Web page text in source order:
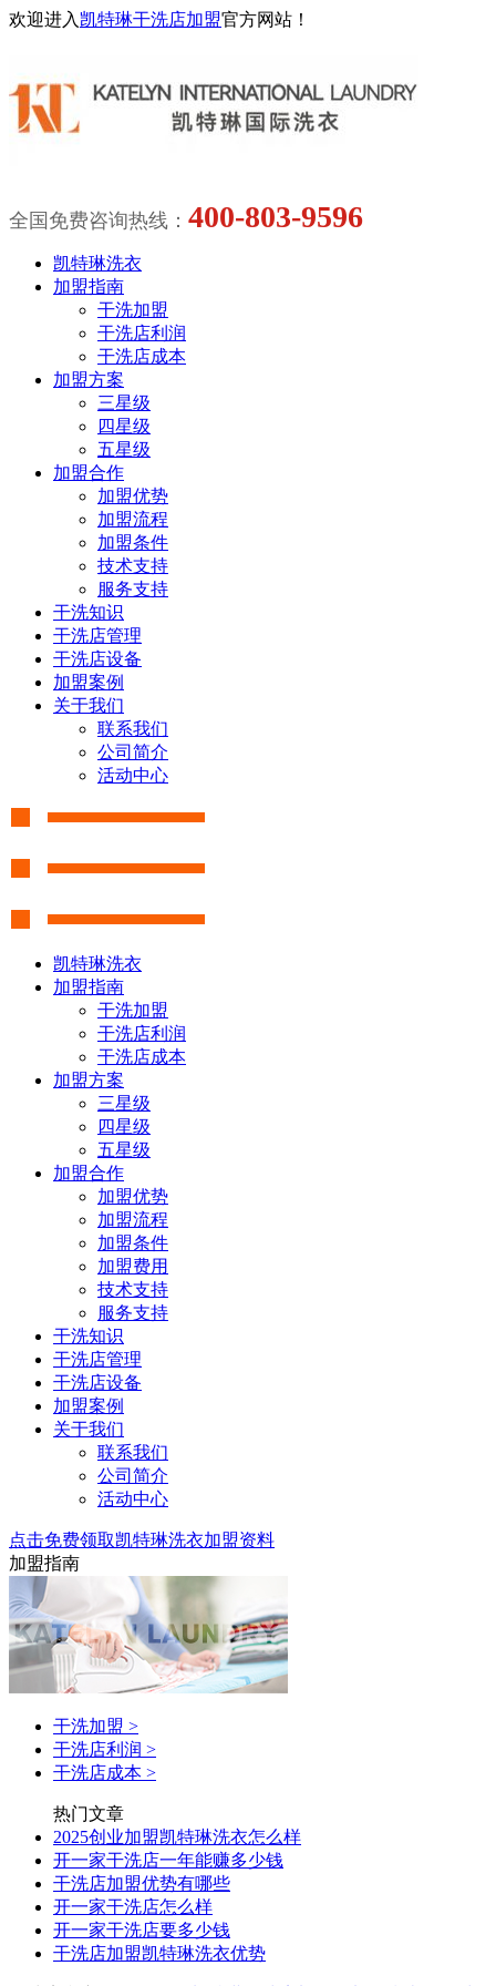
欢迎进入凯特琳干洗店加盟官方网站！
全国免费咨询热线： 400-803-9596
凯特琳洗衣
加盟指南
干洗加盟
干洗店利润
干洗店成本
加盟方案
三星级
四星级
五星级
加盟合作
加盟优势
加盟流程
加盟条件
技术支持
服务支持
干洗知识
干洗店管理
干洗店设备
加盟案例
关于我们
联系我们
公司简介
活动中心
凯特琳洗衣
加盟指南
干洗加盟
干洗店利润
干洗店成本
加盟方案
三星级
四星级
五星级
加盟合作
加盟优势
加盟流程
加盟条件
加盟费用
技术支持
服务支持
干洗知识
干洗店管理
干洗店设备
加盟案例
关于我们
联系我们
公司简介
活动中心
点击免费领取凯特琳洗衣加盟资料
加盟指南
干洗加盟 >
干洗店利润 >
干洗店成本 >
热门文章
2025创业加盟凯特琳洗衣怎么样
开一家干洗店一年能赚多少钱
干洗店加盟优势有哪些
开一家干洗店怎么样
开一家干洗店要多少钱
干洗店加盟凯特琳洗衣优势